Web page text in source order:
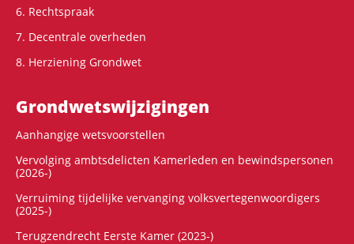
6. Rechtspraak
7. Decentrale overheden
8. Herziening Grondwet
Grondwets­wijzigingen
Aanhangige wetsvoorstellen
Vervolging ambtsdelicten Kamerleden en bewindspersonen
(2026-)
Verruiming tijdelijke vervanging volksvertegenwoordigers
(2025-)
Terugzendrecht Eerste Kamer (2023-)